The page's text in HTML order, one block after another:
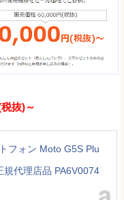
抜)～
フォン Moto G5S Plu
代理店品 PA6V0074